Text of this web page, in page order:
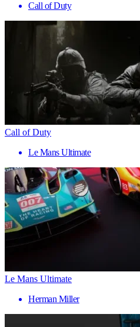
Call of Duty
Call of Duty
Le Mans Ultimate
Le Mans Ultimate
Herman Miller